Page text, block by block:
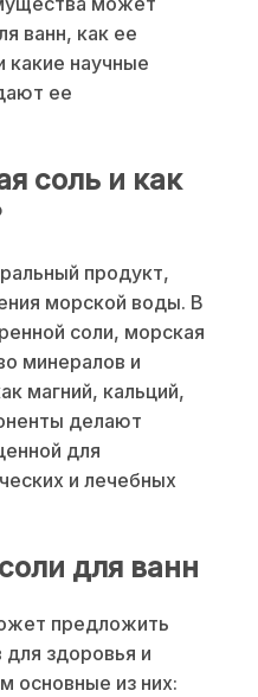
ванн, как ее
какие научные
ее
соль и как
продукт,
морской воды. В
соли, морская
минералов и
магний, кальций,
делают
для
и лечебных
для ванн
предложить
здоровья и
основные из них: